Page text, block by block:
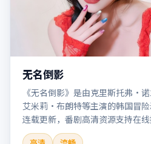
无名倒影
《无名倒影》是由克里斯托弗·诺
艾米莉·布朗特等主演的韩国冒
连载更新，番剧高清资源支持在
险象环生，奇观与友情并行，带